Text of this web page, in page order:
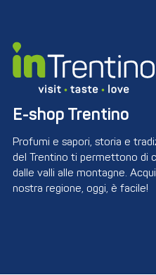
E-shop Trentino
Profumi e sapori, storia e
del Trentino ti permettono di
dalle valli alle montagne.
nostra regione, oggi, è facile!